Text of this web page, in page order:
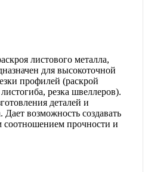
листового металла,
для высокоточной
профилей (раскрой
резка швеллеров).
деталей и
Дает возможность создавать
соотношением прочности и